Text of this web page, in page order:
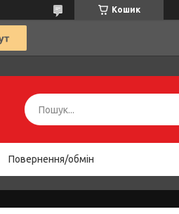
Кошик
Повернення/обмін